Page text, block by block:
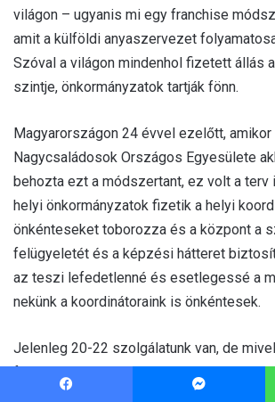
világon – ugyanis mi egy franchise
amit a külföldi anyaszervezet
Szóval a világon mindenhol fizetett állás
szintje, önkormányzatok tartják fönn.
Magyarországon 24 évvel ezelőtt, amikor
Nagycsaládosok Országos Egyesülete
behozta ezt a módszertant, ez volt a terv
helyi önkormányzatok fizetik a helyi
önkénteseket toborozza és a központ a
felügyeletét és a képzési hátteret
az teszi lefedetlenné és esetlegessé a
nekünk a koordinátoraink is önkéntesek.
Jelenleg 20-22 szolgálatunk van, de
foglalkoztatjuk ezeket a koordinátorokat,
bármelyik pillanatban felállhatnak, és